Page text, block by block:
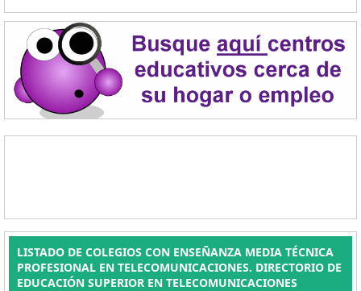
LISTADO DE COLEGIOS CON ENSEÑANZA MEDIA TÉCNICA
PROFESIONAL EN TELECOMUNICACIONES. DIRECTORIO DE
EDUCACIÓN SUPERIOR EN TELECOMUNICACIONES